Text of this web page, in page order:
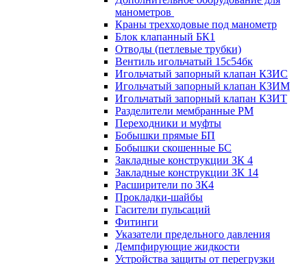
манометров
Краны трехходовые под манометр
Блок клапанный БК1
Отводы (петлевые трубки)
Вентиль игольчатый 15с54бк
Игольчатый запорный клапан КЗИС
Игольчатый запорный клапан КЗИМ
Игольчатый запорный клапан КЗИТ
Разделители мембранные РМ
Переходники и муфты
Бобышки прямые БП
Бобышки скошенные БС
Закладные конструкции ЗК 4
Закладные конструкции ЗК 14
Расширители по ЗК4
Прокладки-шайбы
Гасители пульсаций
Фитинги
Указатели предельного давления
Демпфирующие жидкости
Устройства защиты от перегрузки